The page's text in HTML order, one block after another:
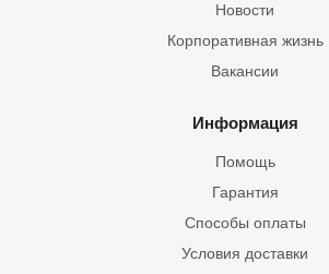
Новости
Корпоративная жизнь
Вакансии
Информация
Помощь
Гарантия
Способы оплаты
Условия доставки